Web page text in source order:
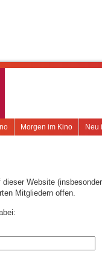
Neu
Morgen im Kino
dieser Website
Mitgliedern offen.